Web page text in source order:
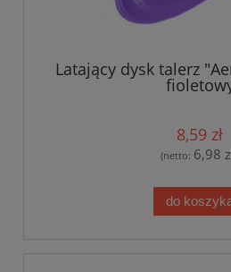
Latający dysk talerz
8,59 zł
(netto: 6,98
do